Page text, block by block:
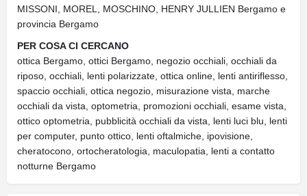
MISSONI, MOREL, MOSCHINO, HENRY JULLIEN Bergamo e
provincia Bergamo
PER COSA CI CERCANO
ottica Bergamo, ottici Bergamo, negozio occhiali, occhiali da
riposo, occhiali, lenti polarizzate, ottica online, lenti antiriflesso,
spaccio occhiali, ottica negozio, misurazione vista, marche
occhiali da vista, optometria, promozioni occhiali, esame vista,
ottico optometria, pubblicità occhiali da vista, lenti luci blu, lenti
per computer, punto ottico, lenti oftalmiche, ipovisione,
cheratocono, ortocheratologia, maculopatia, lenti a contatto
notturne Bergamo